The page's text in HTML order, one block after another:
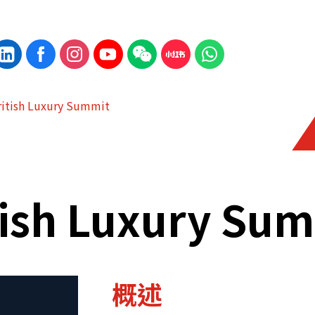
Luxury Summit
Luxury
概述